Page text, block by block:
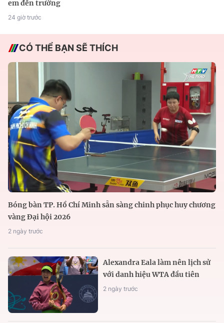
em đến trường
24 giờ trước
CÓ THỂ BẠN SẼ THÍCH
Bóng bàn TP. Hồ Chí Minh sẵn sàng chinh phục huy chương
vàng Đại hội 2026
2 ngày trước
Alexandra Eala làm nên lịch sử
với danh hiệu WTA đầu tiên
2 ngày trước